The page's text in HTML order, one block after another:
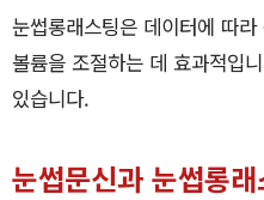
눈썹롱래스팅은 데이터에 따
볼륨을 조절하는 데 효과적입
있습니다.
눈썹문신과 눈썹롱